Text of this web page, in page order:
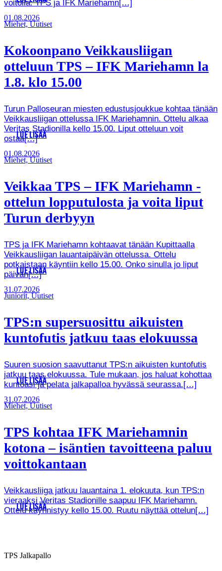
voitolla. TPS ja IFK Mariehamn[…]
01.08.2026
Miehet, Uutiset
Kokoonpano Veikkausliigan
otteluun TPS – IFK Mariehamn la
1.8. klo 15.00
Turun Palloseuran miesten edustusjoukkue kohtaa tänään
Veikkausliigan ottelussa IFK Mariehamnin. Ottelu alkaa
Veritas Stadionilla kello 15.00. Liput otteluun voit
ostaa[…]
LUE LISÄÄ
01.08.2026
Miehet, Uutiset
Veikkaa TPS – IFK Mariehamn -
ottelun lopputulosta ja voita liput
Turun derbyyn
TPS ja IFK Mariehamn kohtaavat tänään Kupittaalla
Veikkausliigan lauantaipäivän ottelussa. Ottelu
potkaistaan käyntiin kello 15.00. Onko sinulla jo liput
päivän[…]
LUE LISÄÄ
31.07.2026
Juniorit, Uutiset
TPS:n supersuosittu aikuisten
kuntofutis jatkuu taas elokuussa
Suuren suosion saavuttanut TPS:n aikuisten kuntofutis
jatkuu taas elokuussa. Tule mukaan, jos haluat kohottaa
kuntoasi ja pelata jalkapalloa hyvässä seurassa.[…]
LUE LISÄÄ
31.07.2026
Miehet, Uutiset
TPS kohtaa IFK Mariehamnin
kotona – isäntien tavoitteena paluu
voittokantaan
Veikkausliiga jatkuu lauantaina 1. elokuuta, kun TPS:n
vieraaksi Veritas Stadionille saapuu IFK Mariehamn.
Ottelu käynnistyy kello 15.00. Ruutu näyttää ottelun[…]
LUE LISÄÄ
TPS Jalkapallo